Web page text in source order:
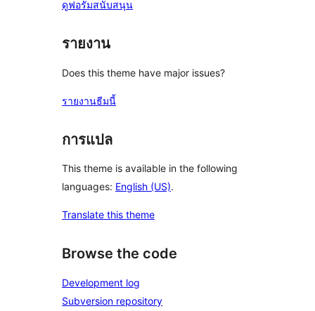
ดูฟอรั่มสนับสนุน
รายงาน
Does this theme have major issues?
รายงานธีมนี้
การแปล
This theme is available in the following
languages: English (US).
Translate this theme
Browse the code
Development log
Subversion repository